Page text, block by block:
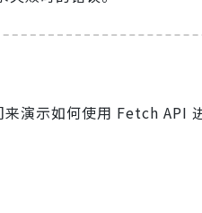
演示如何使用 Fetch API